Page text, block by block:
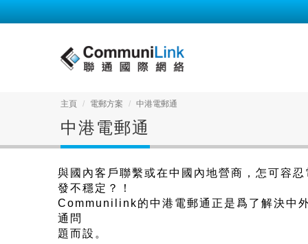
主頁 電郵方案 中港電郵通
中港電郵通
與國內客戶聯繫或在中國內地營商，怎可容忍
發不穩定？！
Communilink的中港電郵通正是爲了解決中
通問
題而設。